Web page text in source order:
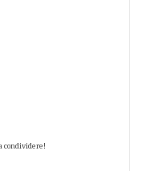
condividere!